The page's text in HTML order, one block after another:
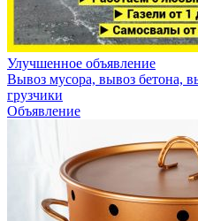
Улучшенное объявление
Вывоз мусора, вывоз бетона,
грузчики
Объявление